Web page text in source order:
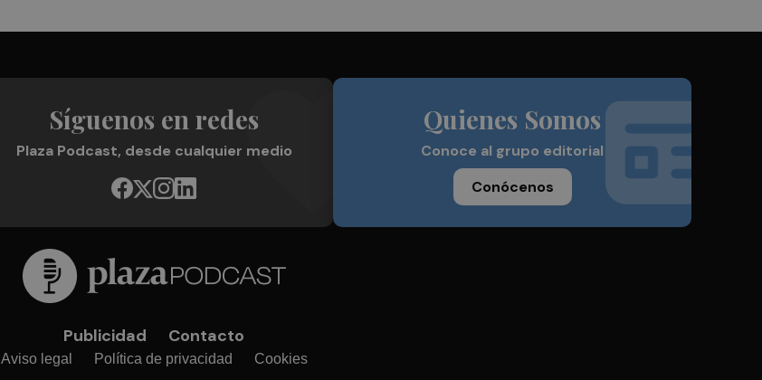
Síguenos en redes
Plaza Podcast, desde cualquier medio
Quienes Somos
Conoce al grupo editorial
Conócenos
Publicidad Contacto
Aviso legal Política de privacidad Cookies